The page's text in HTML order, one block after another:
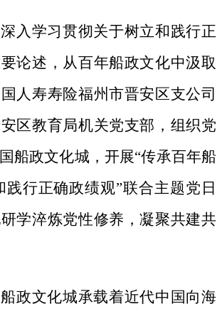
入学习贯彻关于树立和践行正
论述，从百年船政文化中汲取
人寿寿险福州市晋安区支公司
区教育局机关党支部，组织党
船政文化城，开展“传承百年船
行正确政绩观”联合主题党日
学淬炼党性修养，凝聚共建共
政文化城承载着近代中国向海